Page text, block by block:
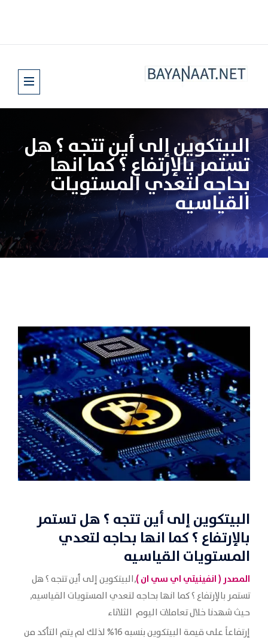
البيتكوين إلى أين تتجه ؟ هل
تستمر بالإرتفاع ؟ كما انها
بحاجه لتعدي المستويات
القياسيه
البيتكوين إلى أين تتجه ؟ هل تستمر
بالإرتفاع ؟ كما انها بحاجه لتعدي
المستويات القياسيه
المصدر (انفينيتي اي سي ان),البيتكوين إلى أين تتجه ؟ هل
تستمر بالإرتفاع ؟ كما انها بحاجه لتعدي المستويات القياسيه,
حيث شهدنا خلال تعاملات اليوم الثلاثاء
إرتفاعاً على قيمة البيتكوين بنسبه 16% لذلك لم يتم التأكد من